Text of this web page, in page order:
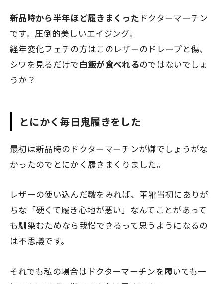
新品時から半年ほど履きまくった ドクターマーチン
です。圧倒的美しいエイジング。
経年変化フェチの方はこのレザーのドレープと傷、
シワを見るだけで白飯が食べれるのではないでしょ
うか？
とにかく毎日鬼履きをした
最初は新品時のドクターマーチンが嫌でしょうがな
かったのでとにかく履きまくりました。
レザーの使い込んだ皺をみれば、革靴当初にありが
ちな「硬くて履き心地が悪い」なんてことがあって
も馴染むためなら我慢できるって思うようになるの
は不思議です。
それでも私の場合はドクターマーチンを履いても一